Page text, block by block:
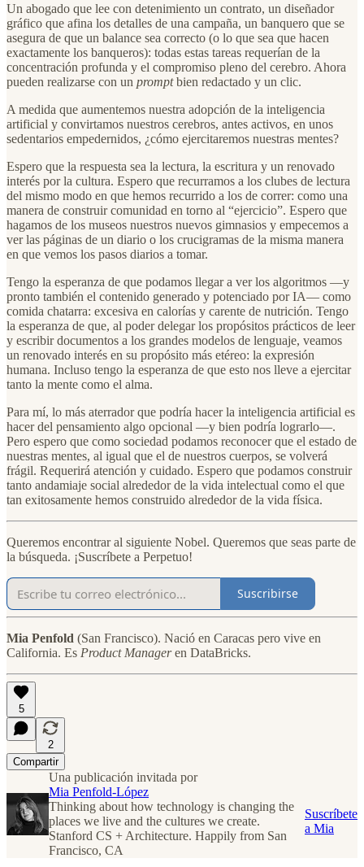
Un abogado que lee con detenimiento un contrato, un diseñador
gráfico que afina los detalles de una campaña, un banquero que se
asegura de que un balance sea correcto (o lo que sea que hacen
exactamente los banqueros): todas estas tareas requerían de la
concentración profunda y el compromiso pleno del cerebro. Ahora
pueden realizarse con un promptbien redactado y un clic.
A medida que aumentemos nuestra adopción de la inteligencia
artificial y convirtamos nuestros cerebros, antes activos, en unos
sedentarios empedernidos, ¿cómo ejercitaremos nuestras mentes?
Espero que la respuesta sea la lectura, la escritura y un renovado
interés por la cultura. Espero que recurramos a los clubes de lectura
del mismo modo en que hemos recurrido a los de correr: como una
manera de construir comunidad en torno al “ejercicio”. Espero que
hagamos de los museos nuestros nuevos gimnasios y empecemos a
ver las páginas de un diario o los crucigramas de la misma manera
en que vemos los pasos diarios a tomar.
Tengo la esperanza de que podamos llegar a ver los algoritmos —y
pronto también el contenido generado y potenciado por IA— como
comida chatarra: excesiva en calorías y carente de nutrición. Tengo
la esperanza de que, al poder delegar los propósitos prácticos de leer
y escribir documentos a los grandes modelos de lenguaje, veamos
un renovado interés en su propósito más etéreo: la expresión
humana. Incluso tengo la esperanza de que esto nos lleve a ejercitar
tanto la mente como el alma.
Para mí, lo más aterrador que podría hacer la inteligencia artificial es
hacer del pensamiento algo opcional —y bien podría lograrlo—.
Pero espero que como sociedad podamos reconocer que el estado de
nuestras mentes, al igual que el de nuestros cuerpos, se volverá
frágil. Requerirá atención y cuidado. Espero que podamos construir
tanto andamiaje social alrededor de la vida intelectual como el que
tan exitosamente hemos construido alrededor de la vida física.
Queremos encontrar al siguiente Nobel. Queremos que seas parte de
la búsqueda. ¡Suscríbete a Perpetuo!
Suscribirse
Mia Penfold (San Francisco). Nació en Caracas pero vive en
California. Es Product Manageren DataBricks.
5
2
Compartir
Una publicación invitada por
Mia Penfold-López
Thinking about how technology is changing the
places we live and the cultures we create.
Stanford CS + Architecture. Happily from San
Francisco, CA
Suscríbete
a Mia